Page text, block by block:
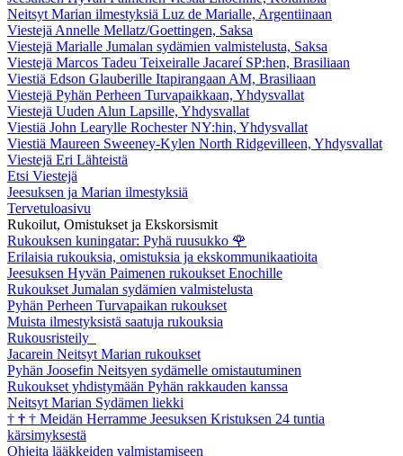
Neitsyt Marian ilmestyksiä Luz de Marialle, Argentiinaan
Viestejä Annelle Mellatz/Goettingen, Saksa
Viestejä Marialle Jumalan sydämien valmistelusta, Saksa
Viestejä Marcos Tadeu Teixeiralle Jacareí SP:hen, Brasiliaan
Viestiä Edson Glauberille Itapirangaan AM, Brasiliaan
Viestejä Pyhän Perheen Turvapaikkaan, Yhdysvallat
Viestejä Uuden Alun Lapsille, Yhdysvallat
Viestiä John Learylle Rochester NY:hin, Yhdysvallat
Viestiä Maureen Sweeney-Kylen North Ridgevilleen, Yhdysvallat
Viestejä Eri Lähteistä
Etsi Viestejä
Jeesuksen ja Marian ilmestyksiä
Tervetuloasivu
Rukoilut, Omistukset ja Ekskorsismit
Rukouksen kuningatar: Pyhä ruusukko 🌹
Erilaisia rukouksia, omistuksia ja ekskommunikaatioita
Jeesuksen Hyvän Paimenen rukoukset Enochille
Rukoukset Jumalan sydämien valmistelusta
Pyhän Perheen Turvapaikan rukoukset
Muista ilmestyksistä saatuja rukouksia
Rukousristeily
Jacarein Neitsyt Marian rukoukset
Pyhän Joosefin Neitsyen sydämelle omistautuminen
Rukoukset yhdistymään Pyhän rakkauden kanssa
Neitsyt Marian Sydämen liekki
† † † Meidän Herramme Jeesuksen Kristuksen 24 tuntia
kärsimyksestä
Ohjeita lääkkeiden valmistamiseen